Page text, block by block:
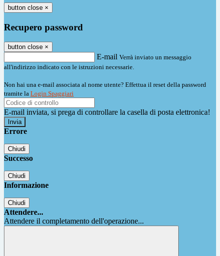
button close ×
Recupero password
button close ×
E-mail Verrà inviato un messaggio
all'indirizzo indicato con le istruzioni necessarie.
Non hai una e-mail associata al nome utente? Effettua il reset della password
tramite la Login Spaggiari
E-mail inviata, si prega di controllare la casella di posta elettronica!
Errore
Chiudi
Successo
Chiudi
Informazione
Chiudi
Attendere...
Attendere il completamento dell'operazione...